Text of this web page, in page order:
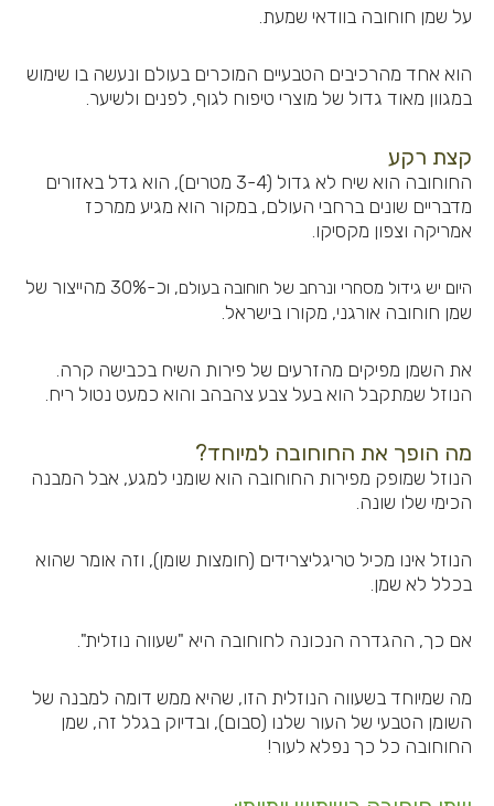
על שמן חוחובה בוודאי שמעת.
הוא אחד מהרכיבים הטבעיים המוכרים בעולם ונעשה בו שימוש
במגוון מאוד גדול של מוצרי טיפוח לגוף, לפנים ולשיער.
קצת רקע
החוחובה הוא שיח לא גדול (3-4 מטרים), הוא גדל באזורים
מדבריים שונים ברחבי העולם, במקור הוא מגיע ממרכז
אמריקה וצפון מקסיקו.
היום יש גידול מסחרי ונרחב של חוחובה בעולם, ו
כ-30% מהייצור של
שמן חוחובה אורגני, מקורו בישראל.
את השמן מפיקים מהזרעים של פירות השיח בכבישה קרה.
הנוזל שמתקבל הוא בעל צבע צהבהב והוא כמעט נטול ריח.
מה הופך את החוחובה למיוחד?
הנוזל שמופק מפירות החוחובה הוא שומני למגע, אבל המבנה
הכימי שלו שונה.
הנוזל אינו מכיל טריגליצרידים (חומצות שומן), וזה אומר שהוא
בכלל לא שמן.
אם כך, ההגדרה הנכונה לחוחובה היא "שעווה נוזלית".
מה שמיוחד בשעווה הנוזלית הזו, שהיא ממש דומה למבנה של
השומן הטבעי של העור שלנו (סבום), ובדיוק בגלל זה, שמן
החוחובה כל כך נפלא לעור!